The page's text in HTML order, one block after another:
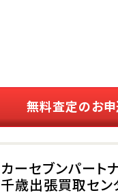
無料査定のお
カーセブンパート
千歳出張買取セン